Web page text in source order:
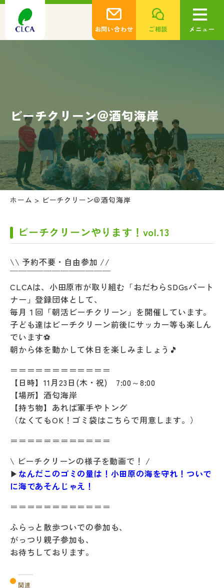
お問い合わせ ご相談 メニュー
ビーチクリーン＠酒匂海岸
ホーム > ビーチクリーン＠酒匂海岸
ビーチクリーンやります！vol.13
\\ 予約不要・自由参加 //
￣￣￣￣￣￣￣￣￣￣￣￣
CLCAは、小田原市が取り組む「おだわらSDGsパート
ナー」登録団体として、
毎月１回「朝活ビーチクリーン」を開催しています。
子ども達はビーチクリーン前後にサッカー等も楽しん
でいます⚽
朝から体を動かして休日を楽しみましょう🎵
＝＝＝＝＝＝＝＝＝＝＝＝
【日時】11月23日(木・祝) 7:00～8:00
【場所】酒匂海岸
【持ち物】あれば軍手やトング
（なくてもOK！ゴミ袋はこちらで用意します。）
＝＝＝＝＝＝＝＝＝＝＝＝
\ ビーチクリーンの様子を動画で！ /
▶ なんだこのゴミの量は！小田原の海を守れ！ついで
に海であそんじゃえ！
＝＝＝＝＝＝＝＝＝＝＝＝
ふらっと散歩ついでの参加も、
がっつり親子参加も、
お待ちしております。
関連